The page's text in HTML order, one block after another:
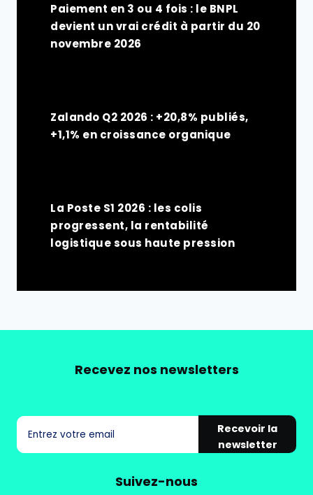
Paiement en 3 ou 4 fois : le BNPL
devient un vrai crédit à partir du 20
novembre 2026
Zalando Q2 2026 : +20,8% publiés,
+1,1% en croissance organique
La Poste S1 2026 : les colis
progressent, la rentabilité
logistique sous haute pression
Recevez nos newsletters
Recevoir la
newsletter
Suivez-nous